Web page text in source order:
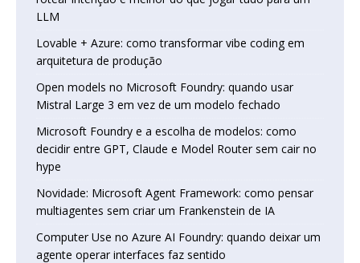
LLM
Lovable + Azure: como transformar vibe coding em
arquitetura de produção
Open models no Microsoft Foundry: quando usar
Mistral Large 3 em vez de um modelo fechado
Microsoft Foundry e a escolha de modelos: como
decidir entre GPT, Claude e Model Router sem cair no
hype
Novidade: Microsoft Agent Framework: como pensar
multiagentes sem criar um Frankenstein de IA
Computer Use no Azure AI Foundry: quando deixar um
agente operar interfaces faz sentido